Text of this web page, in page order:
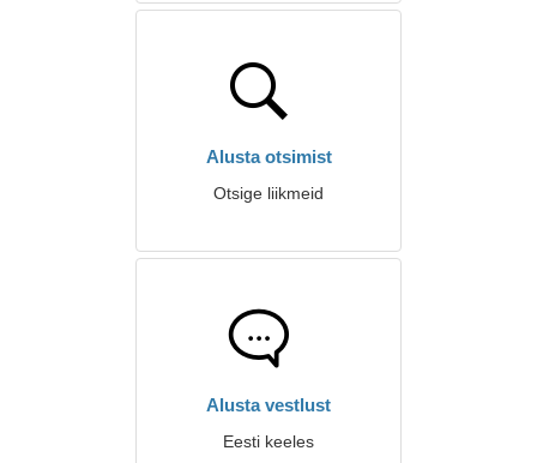
Alusta otsimist
Otsige liikmeid
Alusta vestlust
Eesti keeles